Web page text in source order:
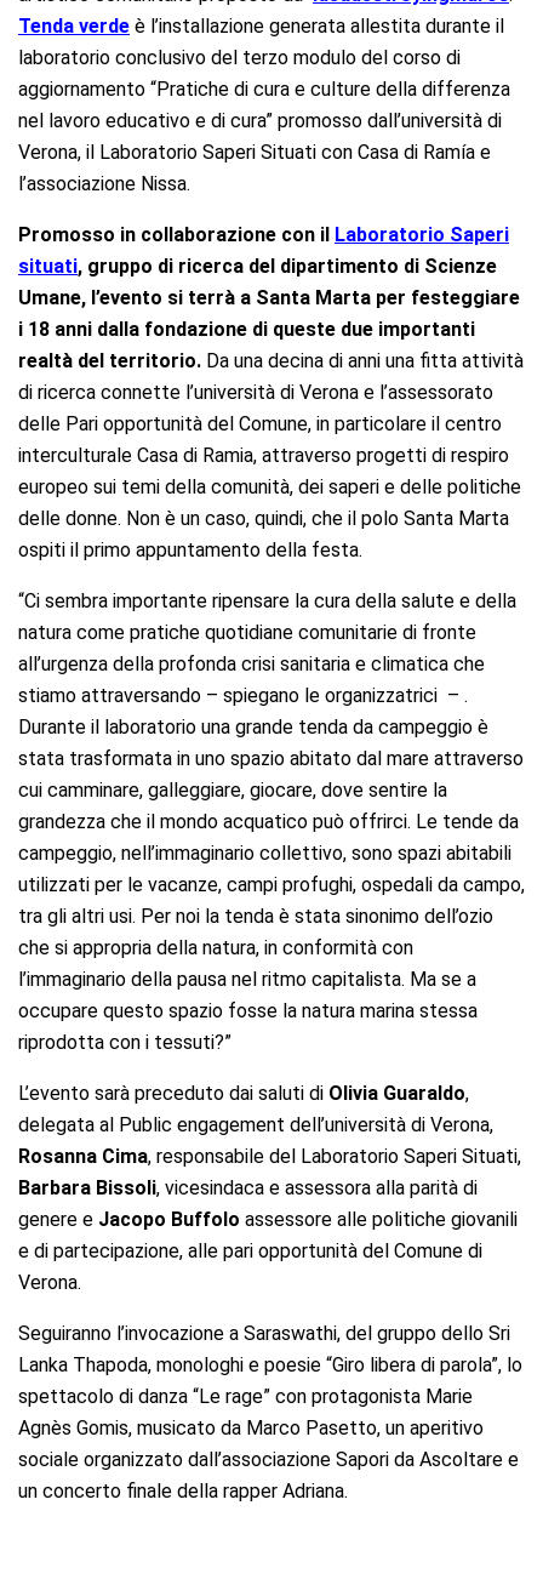
Tenda verde è l’installazione generata allestita durante il
laboratorio conclusivo del terzo modulo del corso di
aggiornamento “Pratiche di cura e culture della differenza
nel lavoro educativo e di cura” promosso dall’università di
Verona, il Laboratorio Saperi Situati con Casa di Ramía e
l’associazione Nissa.
Promosso in collaborazione con il Laboratorio Saperi
situati, gruppo di ricerca del dipartimento di Scienze
Umane, l’evento si terrà a Santa Marta per festeggiare
i 18 anni dalla fondazione di queste due importanti
realtà del territorio. Da una decina di anni una fitta attività
di ricerca connette l’università di Verona e l’assessorato
delle Pari opportunità del Comune, in particolare il centro
interculturale Casa di Ramia, attraverso progetti di respiro
europeo sui temi della comunità, dei saperi e delle politiche
delle donne. Non è un caso, quindi, che il polo Santa Marta
ospiti il primo appuntamento della festa.
“Ci sembra importante ripensare la cura della salute e della
natura come pratiche quotidiane comunitarie di fronte
all’urgenza della profonda crisi sanitaria e climatica che
stiamo attraversando – spiegano le organizzatrici – .
Durante il laboratorio una grande tenda da campeggio è
stata trasformata in uno spazio abitato dal mare attraverso
cui camminare, galleggiare, giocare, dove sentire la
grandezza che il mondo acquatico può offrirci. Le tende da
campeggio, nell’immaginario collettivo, sono spazi abitabili
utilizzati per le vacanze, campi profughi, ospedali da campo,
tra gli altri usi. Per noi la tenda è stata sinonimo dell’ozio
che si appropria della natura, in conformità con
l’immaginario della pausa nel ritmo capitalista. Ma se a
occupare questo spazio fosse la natura marina stessa
riprodotta con i tessuti?”
L’evento sarà preceduto dai saluti di Olivia Guaraldo,
delegata al Public engagement dell’università di Verona,
Rosanna Cima, responsabile del Laboratorio Saperi Situati,
Barbara Bissoli, vicesindaca e assessora alla parità di
genere e Jacopo Buffolo assessore alle politiche giovanili
e di partecipazione, alle pari opportunità del Comune di
Verona.
Seguiranno l’invocazione a Saraswathi, del gruppo dello Sri
Lanka Thapoda, monologhi e poesie “Giro libera di parola”, lo
spettacolo di danza “Le rage” con protagonista Marie
Agnès Gomis, musicato da Marco Pasetto, un aperitivo
sociale organizzato dall’associazione Sapori da Ascoltare e
un concerto finale della rapper Adriana.